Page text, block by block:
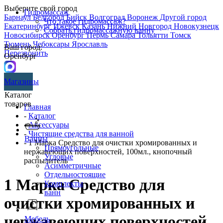
Выберите свой город
БарнаулБелгородБийск ВолгоградВоронеж Другой город
ЕкатеринбургИжевскКазаньНижний Новгород Новокузнецк
НовосибирскОренбургПермьСамараТольятти Томск
ТюменьЧебоксары Ярославль
Перезвонить
Гидромассаж
Что такое гидромассаж?
Собрать гидромассажную ванну
Ваш город:
Оренбург
Магазины
Каталог
товаров
Ванны
Прямоугольные
Угловые
Асимметричные
Отдельностоящие
Комплекты
ванн
Мебель
Главная
- Каталог
-Аксессуары
- Чистящие средства для ванной
- 1 Марка Средство для очистки хромированных и
нержавеющих поверхностей, 100мл., кнопочный
распылитель
1 Марка Средство для
очистки хромированных и